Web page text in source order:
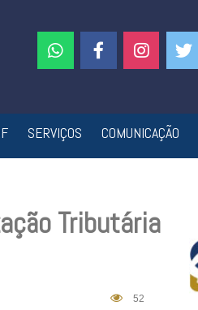
SERVIÇOS COMUNICAÇÃO
Tributária
52